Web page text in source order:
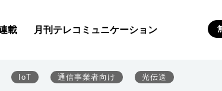
載 月刊テレコミュニケーション
IoT 通信事業者向け 光伝送